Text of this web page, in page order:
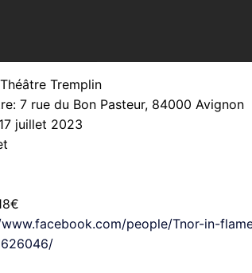
Théâtre Tremplin
7 rue du Bon Pasteur, 84000 Avignon
juillet 2023
people/Tnor-in-